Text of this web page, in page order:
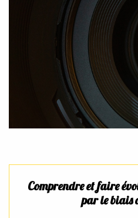
Comprendre et faire
par le biais